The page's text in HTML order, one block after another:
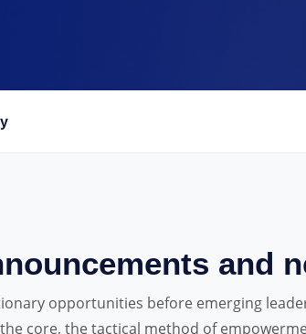
and
opportunities before emerging
core, the tactical method of